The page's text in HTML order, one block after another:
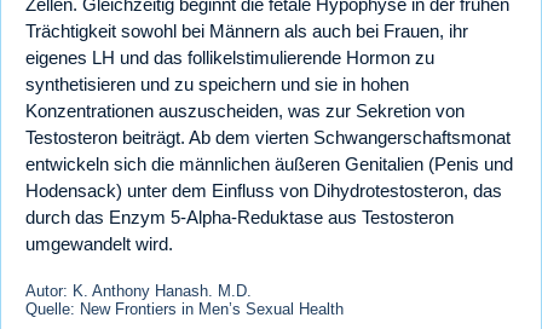
Zellen. Gleichzeitig beginnt die fetale Hypophyse in der frühen
Trächtigkeit sowohl bei Männern als auch bei Frauen, ihr
eigenes LH und das follikelstimulierende Hormon zu
synthetisieren und zu speichern und sie in hohen
Konzentrationen auszuscheiden, was zur Sekretion von
Testosteron beiträgt. Ab dem vierten Schwangerschaftsmonat
entwickeln sich die männlichen äußeren Genitalien (Penis und
Hodensack) unter dem Einfluss von Dihydrotestosteron, das
durch das Enzym 5-Alpha-Reduktase aus Testosteron
umgewandelt wird.
Autor: K. Anthony Hanash. M.D.
Quelle: New Frontiers in Men’s Sexual Health